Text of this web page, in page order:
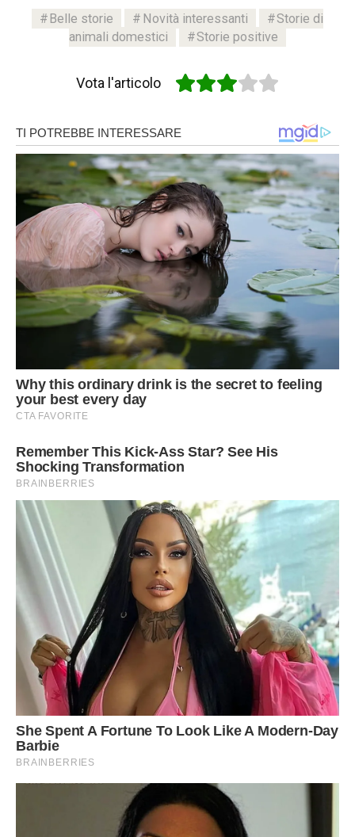
Belle storie Novità interessanti
Storie di
animali domestici
Storie positive
Vota l'articolo